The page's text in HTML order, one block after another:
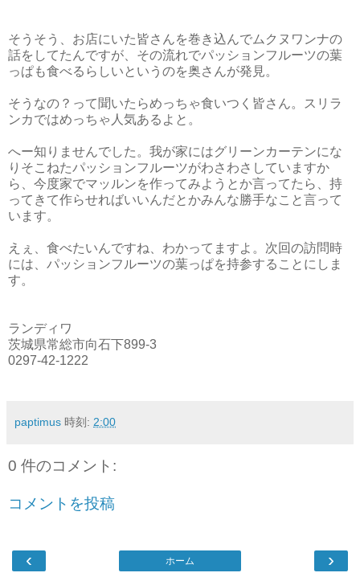
そうそう、お店にいた皆さんを巻き込んでムクヌワンナの
話をしてたんですが、その流れでパッションフルーツの葉
っぱも食べるらしいというのを奥さんが発見。
そうなの？って聞いたらめっちゃ食いつく皆さん。スリラ
ンカではめっちゃ人気あるよと。
へー知りませんでした。我が家にはグリーンカーテンにな
りそこねたパッションフルーツがわさわさしていますか
ら、今度家でマッルンを作ってみようとか言ってたら、持
ってきて作らせればいいんだとかみんな勝手なこと言って
います。
えぇ、食べたいんですね、わかってますよ。次回の訪問時
には、パッションフルーツの葉っぱを持参することにしま
す。
ランディワ
茨城県常総市向石下899-3
0297-42-1222
paptimus 時刻: 2:00
0 件のコメント:
コメントを投稿
‹ ›
ホーム